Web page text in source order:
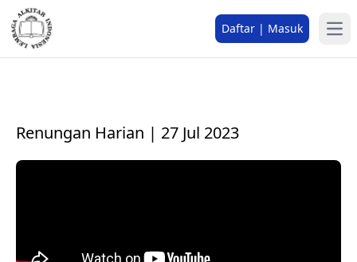
Daftar | Masuk
Renungan Harian | 27 Jul 2023